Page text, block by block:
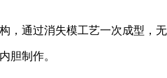
通过消失模工艺一次成型，无
制作。